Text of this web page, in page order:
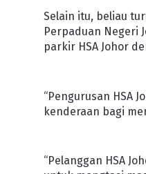
Selain itu, beliau
Perpaduan Negeri
parkir HSA Johor
“Pengurusan HSA
kenderaan bagi
“Pelanggan HSA